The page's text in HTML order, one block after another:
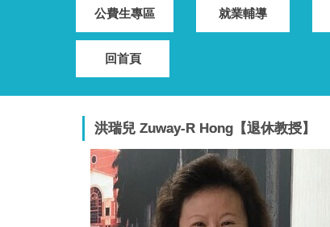
公費生專區 就業輔導
回首頁
洪瑞兒 Zuway-R Hong【退休教授】